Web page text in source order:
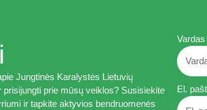
Jungtinės Karalystės Lietuvių
prisijungti prie mūsų veiklos? Susisiekite
ir tapkite aktyvios bendruomenės
Vardas
El.